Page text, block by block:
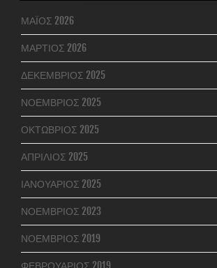
ΜΆΙΟΣ 2026
ΜΆΡΤΙΟΣ 2026
ΔΕΚΈΜΒΡΙΟΣ 2025
ΝΟΈΜΒΡΙΟΣ 2025
ΟΚΤΏΒΡΙΟΣ 2025
ΑΠΡΊΛΙΟΣ 2025
ΙΑΝΟΥΆΡΙΟΣ 2025
ΝΟΈΜΒΡΙΟΣ 2023
ΝΟΈΜΒΡΙΟΣ 2019
ΦΕΒΡΟΥΆΡΙΟΣ 2019